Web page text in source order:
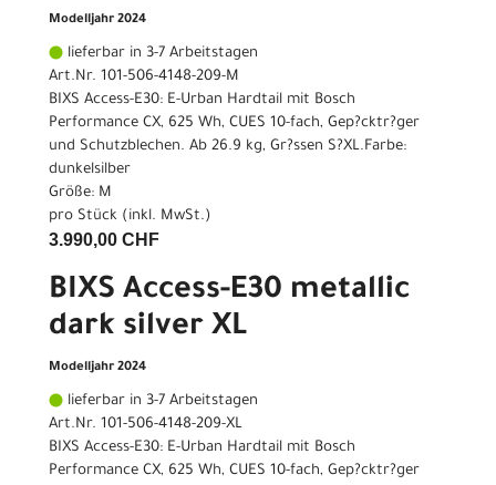
Modelljahr 2024
lieferbar in 3-7 Arbeitstagen
Art.Nr. 101-506-4148-209-M
BIXS Access-E30: E-Urban Hardtail mit Bosch
Performance CX, 625 Wh, CUES 10-fach, Gep?cktr?ger
und Schutzblechen. Ab 26.9 kg, Gr?ssen S?XL.Farbe:
dunkelsilber
Größe: M
pro Stück (inkl. MwSt.)
3.990,00 CHF
BIXS Access-E30 metallic
dark silver XL
Modelljahr 2024
lieferbar in 3-7 Arbeitstagen
Art.Nr. 101-506-4148-209-XL
BIXS Access-E30: E-Urban Hardtail mit Bosch
Performance CX, 625 Wh, CUES 10-fach, Gep?cktr?ger